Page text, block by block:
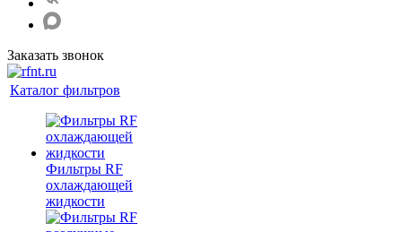
Заказать звонок
Каталог фильтров
Фильтры RF
охлаждающей
жидкости